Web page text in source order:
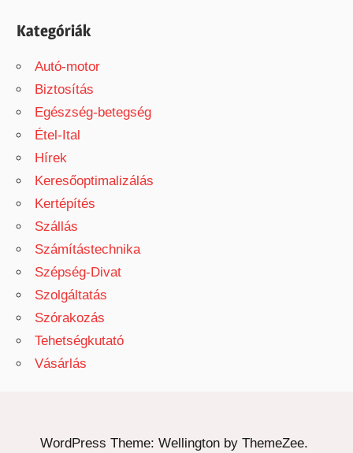
Kategóriák
Autó-motor
Biztosítás
Egészség-betegség
Étel-Ital
Hírek
Keresőoptimalizálás
Kertépítés
Szállás
Számítástechnika
Szépség-Divat
Szolgáltatás
Szórakozás
Tehetségkutató
Vásárlás
WordPress Theme: Wellington by ThemeZee.